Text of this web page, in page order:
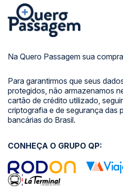
Na Quero Passagem sua
Para garantirmos que seus
protegidos, não armazenamos
cartão de crédito utilizado,
criptografia e de segurança das
bancárias do Brasil.
CONHEÇA O GRUPO QP: